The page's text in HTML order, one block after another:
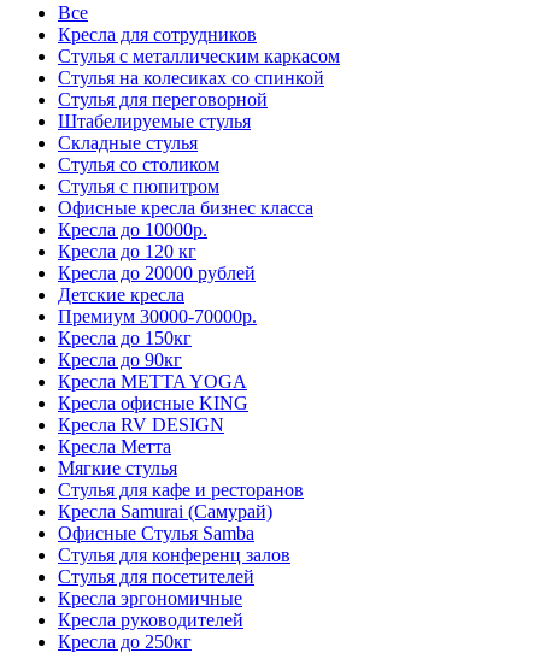
Все
Кресла для сотрудников
Стулья с металлическим каркасом
Стулья на колесиках со спинкой
Стулья для переговорной
Штабелируемые стулья
Складные стулья
Стулья со столиком
Стулья с пюпитром
Офисные кресла бизнес класса
Кресла до 10000р.
Кресла до 120 кг
Кресла до 20000 рублей
Детские кресла
Премиум 30000-70000р.
Кресла до 150кг
Кресла до 90кг
Кресла METTA YOGA
Кресла офисные KING
Кресла RV DESIGN
Кресла Метта
Мягкие стулья
Стулья для кафе и ресторанов
Кресла Samurai (Самурай)
Офисные Стулья Samba
Стулья для конференц залов
Стулья для посетителей
Кресла эргономичные
Кресла руководителей
Кресла до 250кг